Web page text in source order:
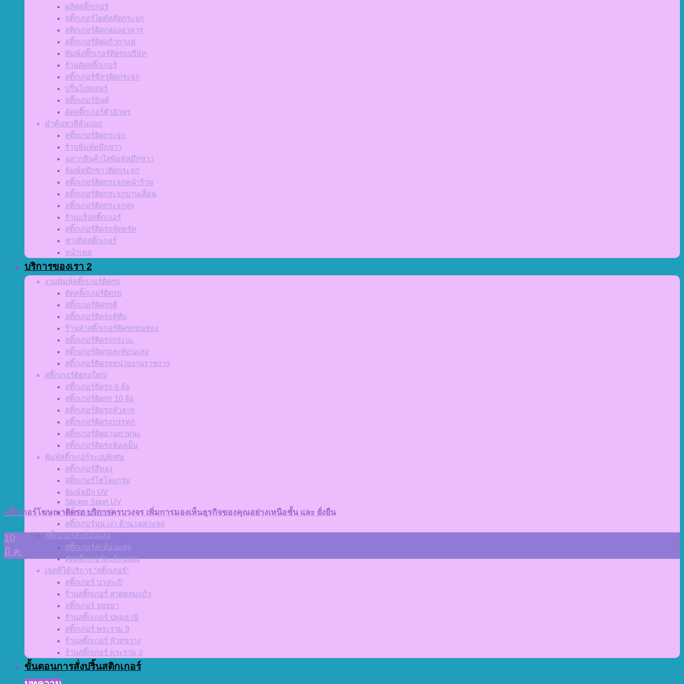
ผลิตสติ๊กเกอร์
สติ๊กเกอร์ไดคัทติดกระจก
สติกเกอร์ติดกล่องอาหาร
สติ๊กเกอร์ติดแก้วกาแฟ
พิมพ์สติ๊กเกอร์ติดรถบริษัท
ร้านตัดสติ๊กเกอร์
สติ๊กเกอร์ซีทรูติดกระจก
ปริ้นโปสเตอร์
สติ๊กเกอร์ยันต์
ตัดสติ๊กเกอร์ตัวอักษร
คำค้นหาที่ค้นบ่อย
สติ๊กเกอร์ติดกระจก
ร้านพิมพ์หมึกขาว
ฉลากสินค้าใสพิมพ์หมึกขาว
พิมพ์หมึกขาวติดกระจก
สติ๊กเกอร์ติดกระจกหน้าร้าน
สติ๊กเกอร์ติดกระจกบานเลื่อน
สติ๊กเกอร์ติดกระจกสูง
ร้านแร็ปสติ๊กเกอร์
สติ๊กเกอร์ติดรถฟู้ดทรัค
ช่างติดสติ๊กเกอร์
หน้าเทส
บริการของเรา 2
งานพิมพ์สติ๊กเกอร์ติดรถ
ตัดสติ๊กเกอร์ติดรถ
สติ๊กเกอร์ติดรถตู้
สติ๊กเกอร์ติดรถตู้ทึบ
ร้านทำสติ๊กเกอร์ติดรถขนของ
สติ๊กเกอร์ติดรถกระบะ
สติ๊กเกอร์ติดรถสะท้อนแสง
สติ๊กเกอร์ติดรถหน่วยงานราชการ
สติ๊กเกอร์ติดรถใหญ่
สติ๊กเกอร์ติดรถ 6 ล้อ
สติ๊กเกอร์ติดรถ 10 ล้อ
สติ๊กเกอร์ติดรถหัวลาก
สติ๊กเกอร์ติดรถบรรทุก
สติ๊กเกอร์ติดยานพาหนะ
สติ๊กเกอร์ติดรถห้องเย็น
พิมพ์สติ๊กเกอร์ระบบพิเศษ
สติ๊กเกอร์สีทอง
สติ๊กเกอร์โฮโลแกรม
พิมพ์หมึก UV
Sticker Sport UV
สติ๊กเกอร์ฟอยด์
สติ๊กเกอร์นูน เงา ด้าน เฉพาะจุด
สติ๊กเกอร์สะท้อนแสง
สติ๊กเกอร์สะท้อนแสง
ตัดสติ๊กเกอร์สะท้อนแสง
เขตที่ให้บริการ “สติ๊กเกอร์”
สติ๊กเกอร์ บางกะปิ
ร้านสติ๊กเกอร์ ลาดหลุมแก้ว
สติ๊กเกอร์ อยุธยา
ร้านสติ๊กเกอร์ ปทุมธานี
สติ๊กเกอร์ พระราม 9
ร้านสติ๊กเกอร์ ห้วยขวาง
ร้านสติ๊กเกอร์ พระราม 3
ขั้นตอนการสั่งปริ้นสติกเกอร์
สติ๊กเกอร์โฆษณาติดรถ บริการครบวงจร เพิ่มการมองเห็นธุรกิจของคุณอย่างเหนือชั้น และ ยั่งยืน
10
มี.ค.